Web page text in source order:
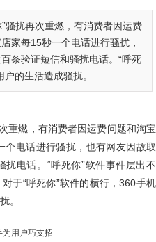
骚扰再次重燃，有消费者因运费
家每15秒一个电话进行骚扰，
条验证短信和骚扰电话。“呼死
的生活造成骚扰。...
重燃，有消费者因运费问题和淘宝
个电话进行骚扰，也有网友因故取
电话。“呼死你”软件事件层出不
于“呼死你”软件的横行，360手机
。